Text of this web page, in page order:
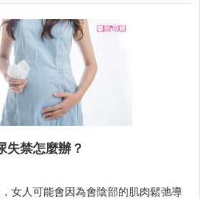
失禁怎麼辦？
女人可能會因為會陰部的肌肉鬆弛導